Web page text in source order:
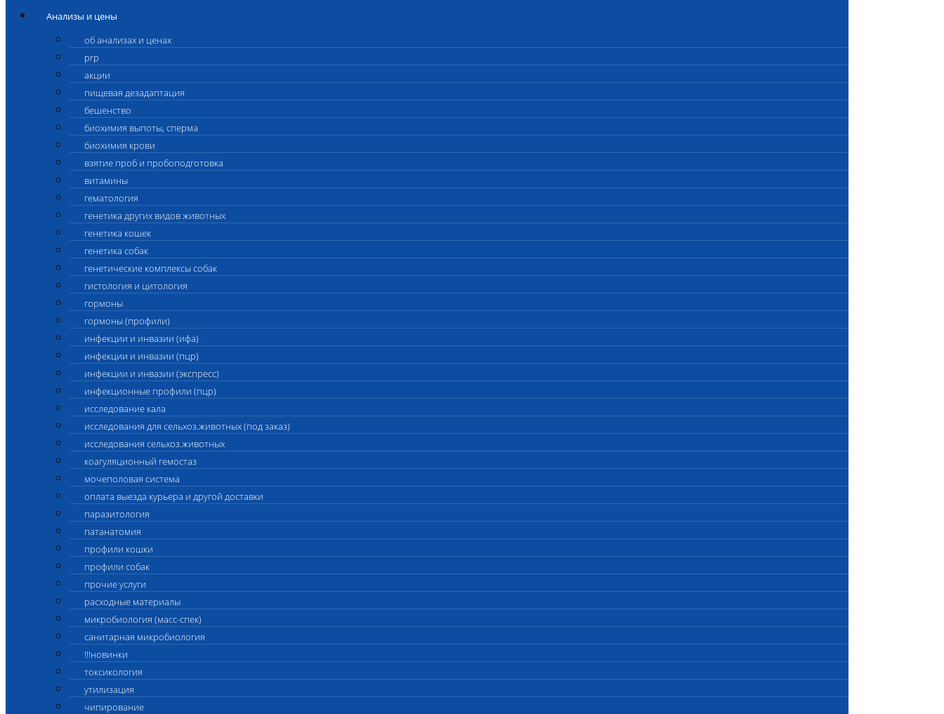
Анализы и цены
об анализах и ценах
prp
акции
пищевая дезадаптация
бешенство
биохимия выпоты, сперма
биохимия крови
взятие проб и пробоподготовка
витамины
гематология
генетика других видов животных
генетика кошек
генетика собак
генетические комплексы собак
гистология и цитология
гормоны
гормоны (профили)
инфекции и инвазии (ифа)
инфекции и инвазии (пцр)
инфекции и инвазии (экспресс)
инфекционные профили (пцр)
исследование кала
исследования для сельхоз.животных (под заказ)
исследования сельхоз.животных
коагуляционный гемостаз
мочеполовая система
оплата выезда курьера и другой доставки
паразитология
патанатомия
профили кошки
профили собак
прочие услуги
расходные материалы
микробиология (масс-спек)
санитарная микробиология
!!!новинки
токсикология
утилизация
чипирование